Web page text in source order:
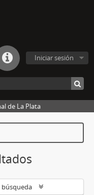
Iniciar sesión
de La Plata
búsqueda